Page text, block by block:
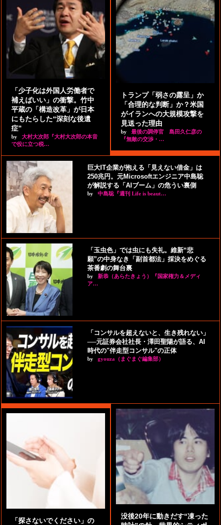
「少子化は外国人労働者で
補えばいい」の衝撃。竹中
平蔵の「構造改革」が日本
にもたらした“深刻な後遺
症”
by
大村大次郎『大村大次郎の本音
で役に立つ税…
トランプ「弱さの露呈」か
「合理的な判断」か？米国
がイランへの大規模攻撃を
見送った理由
by
最後の調停官 島田久仁彦の
『無敵の交渉・…
巨大IT企業が抱える「見えない借金」は
250兆円。元Microsoftエンジニア中島聡
が解説する「AIブーム」の危うい裏側
by 中島聡『週刊 Life is beaut…
「玉虫色」では虫にも失礼。維新“悲
願”の中身なき「副首都法」採決をめぐる
茶番劇の舞台裏
by
新恭（あらたきょう）『国家権力＆メディ
ア…
「コンサルを超えないと、生き残れない」
──元証券会社社長・澤田聖陽が語る、AI
時代の"伴走型コンサル"の正体
by gyouza（まぐまぐ編集部）
「探さないでください」の
没後20年に動きだす“凍った